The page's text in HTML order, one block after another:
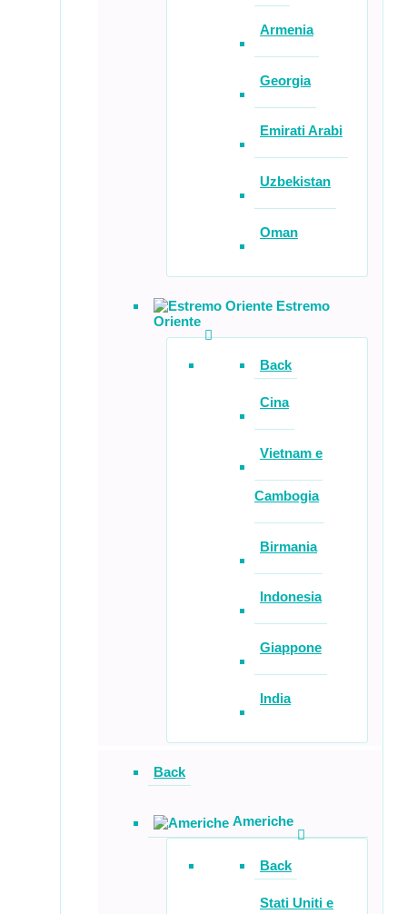
Armenia
Georgia
Emirati Arabi
Uzbekistan
Oman
Estremo
Oriente
Back
Cina
Vietnam e
Cambogia
Birmania
Indonesia
Giappone
India
Back
Americhe
Back
Stati Uniti e